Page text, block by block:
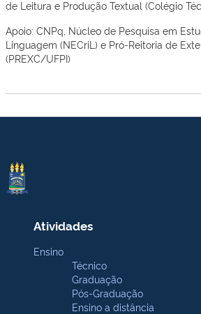
de Leitura e Produção Textual (Colégio
Apoio: CNPq, Núcleo de Pesquisa em
Linguagem (NECriL) e Pró-Reitoria de
(PREXC/UFPI)
Atividades
Ensino
Técnico
Graduação
Pós-Graduação
Ensino a distância